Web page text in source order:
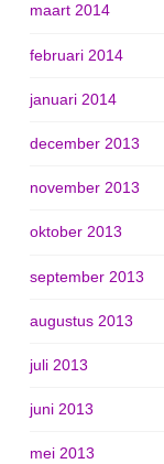
maart 2014
februari 2014
januari 2014
december 2013
november 2013
oktober 2013
september 2013
augustus 2013
juli 2013
juni 2013
mei 2013